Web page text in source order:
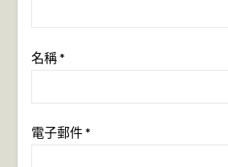
名稱*
電子郵件*